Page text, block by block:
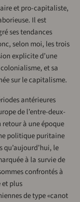
et pro-capitaliste,
Il est
ses tendances
selon moi, les trois
explicite d’une
et sa
sur le capitalisme.
antérieures
de l’entre-deux-
retour à une époque
politique puritaine
qu’aujourd’hui, le
à la survie de
confrontés à
plus
de type «canot